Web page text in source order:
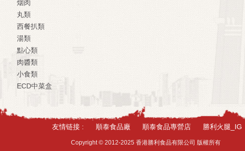
烟肉
丸類
西餐扒類
湯類
點心類
肉醬類
小食類
ECD中菜盒
友情链接 : 順泰食品廠 順泰食品專營店 勝利火腿_IG
Copyright © 2012-2025 香港勝利食品有限公司 版權所有